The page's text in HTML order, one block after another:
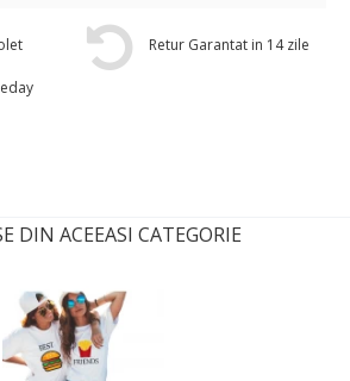
Retur Garantat in 14 zile
DIN ACEEASI CATEGORIE